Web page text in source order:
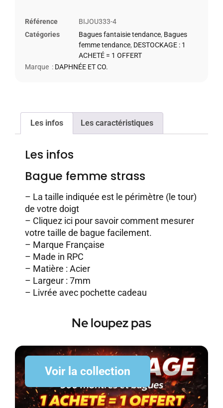
Référence
BIJOU333-4
Catégories
Bagues fantaisie tendance, Bagues
femme tendance, DESTOCKAGE : 1
ACHETÉ = 1 OFFERT
Marque : DAPHNÉE ET CO.
Les infos Les caractéristiques
Les infos
Bague femme strass
– La taille indiquée est le périmètre (le tour)
de votre doigt
– Cliquez ici pour savoir comment mesurer
votre taille de bague facilement.
– Marque Française
– Made in RPC
– Matière : Acier
– Largeur : 7mm
– Livrée avec pochette cadeau
Ne loupez pas
Voir la collection